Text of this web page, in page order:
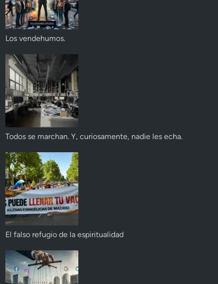
Los vendehumos.
Todos se marchan. Y, curiosamente, nadie les echa.
El falso refugio de la espiritualidad